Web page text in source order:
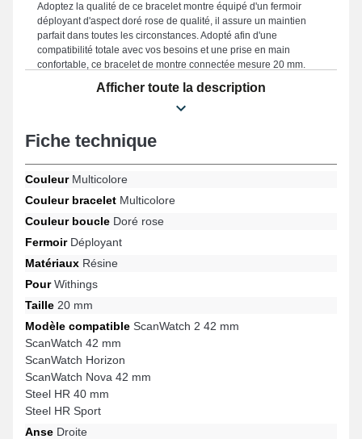
Adoptez la qualité de ce bracelet montre équipé d'un fermoir
déployant d'aspect doré rose de qualité, il assure un maintien
parfait dans toutes les circonstances. Adopté afin d'une
compatibilité totale avec vos besoins et une prise en main
confortable, ce bracelet de montre connectée mesure 20 mm.
mm constitue une alternative parfaite dans le but d'en changer un
défectueux ou usé. Le coloris multicolore sophistiqué de ce genre
garde-temps. Ce bracelet se démarque grâce à un fermoir
déployant de fabrication soignée, et sa compatibilité pour les
designs ScanWatch Horizon, ScanWatch 42 mm, Steel HR Sport,
Steel HR 40 mm, ScanWatch Nova 42 mm, ScanWatch 2 42 mm
et bien plus encore de la marque Withings. Grâce à sa fabrication
harmonie à une variété de références populaires pour une
utilisation journalière.
Afficher toute la description
Fiche technique
CouleurMulticolore
Couleur bracelet Multicolore
Couleur boucle Doré rose
FermoirDéployant
Matériaux Résine
PourWithings
Taille 20 mm
Modèle compatible ScanWatch 2 42 mm
ScanWatch 42 mm
ScanWatch Horizon
ScanWatch Nova 42 mm
Steel HR 40 mm
Steel HR Sport
Anse Droite